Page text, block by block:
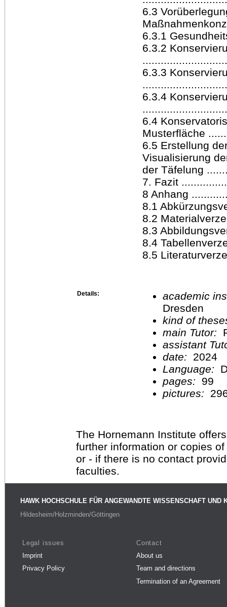
6.3
6.3.1
6.3.2
6.3.3
6.3.4
6.4
Musterfläche
6.5 Erstellung
Visualisierung
der Täfelung
7. Fazit
8 Anhang
8.1
8.2
8.3
8.4
8.5
Details:
academic
Dresden
kind of
main Tutor:
assistant
date:
2024
Language:
pages:
99
pictures:
The Hornemann Institute
further information or copies
or - if there is no contact
faculties.
HAWK HOCHSCHULE FÜR ANGEWANDTE WISSENSCHAFT UND
Hildesheim/Holzminden/Göttingen
Legal issues
Imprint
Privacy Policy
Contact
About us
Team and directions
Termination of an Agreement